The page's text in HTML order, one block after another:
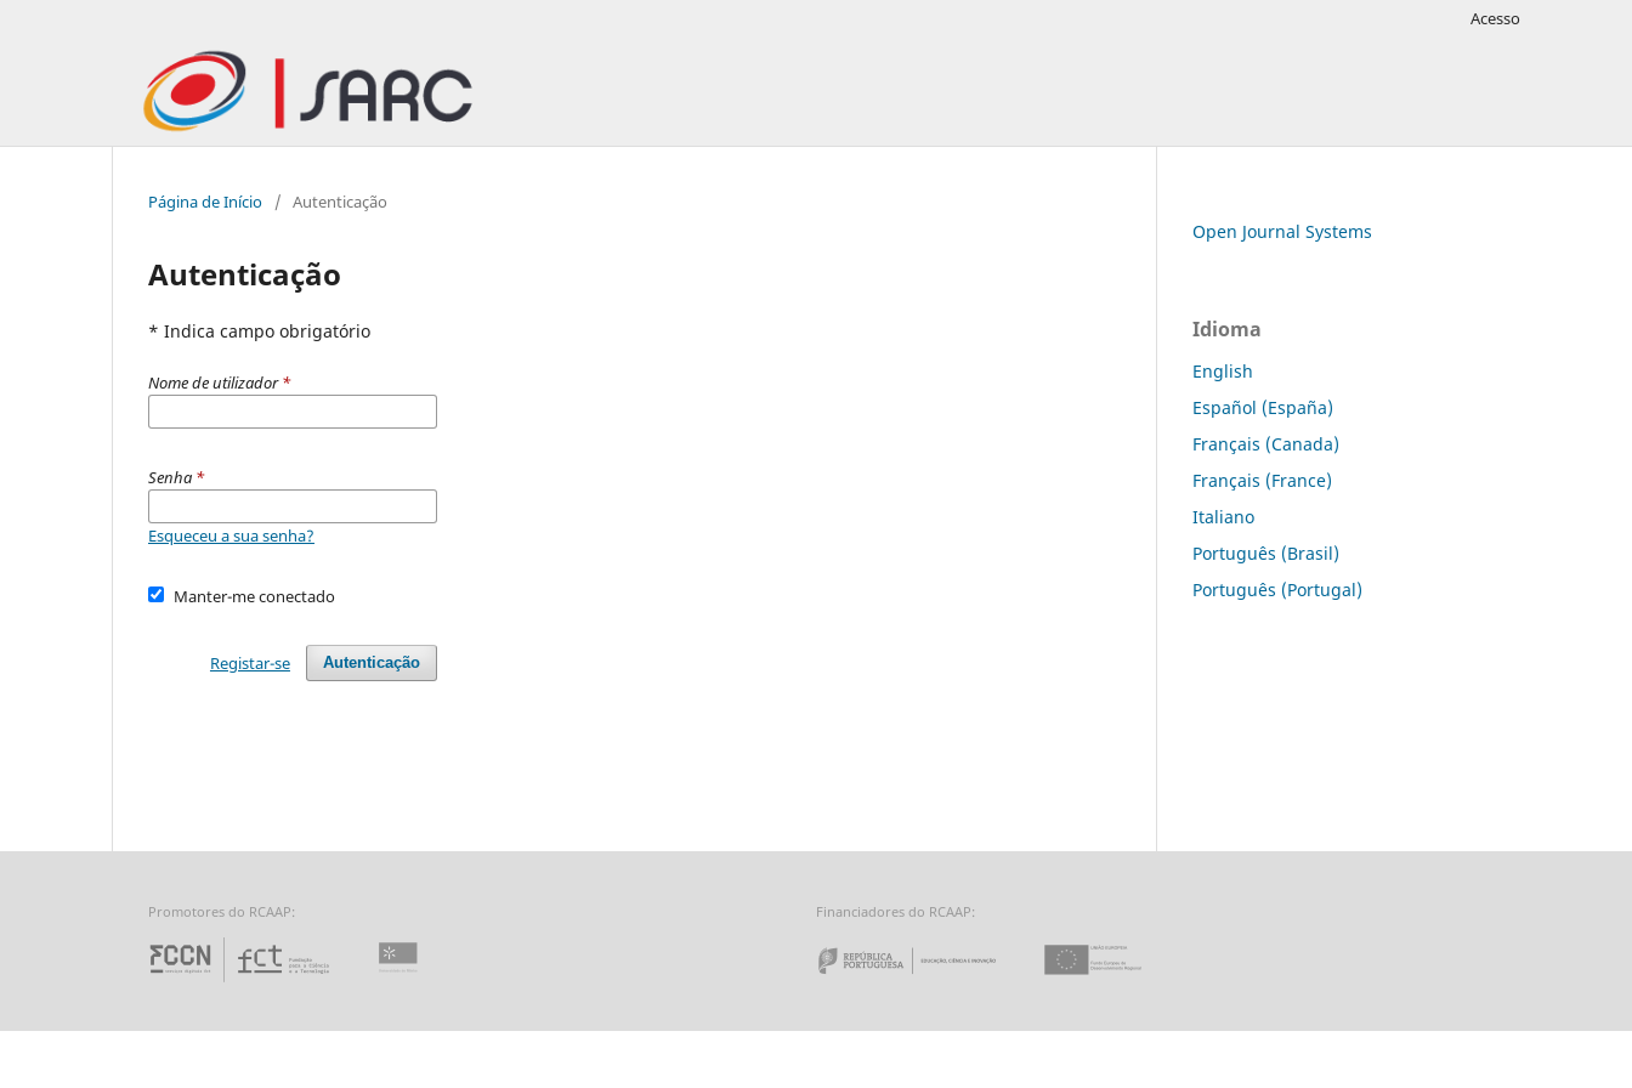
Acesso
Página de Início / Autenticação
Autenticação
* Indica campo obrigatório
Nome de utilizador*
Senha *
Esqueceu a sua senha?
Manter-me conectado
Autenticação
Registar-se
Open Journal Systems
Idioma
English
Español (España)
Français (Canada)
Français (France)
Italiano
Português (Brasil)
Português (Portugal)
Promotores do RCAAP:
Fundação para a Ciência e a Tecnologia - Fundação para a Computação Científica Nacional
Financiadores do RCAAP:
República Portuguesa · Ministério da Ciência, Tecnologia e Ensino